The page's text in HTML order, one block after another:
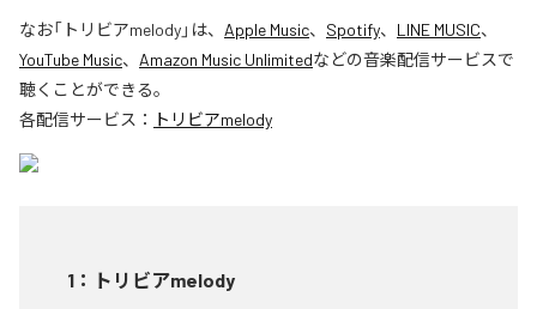
なお「 トリビアmelody」は、 Apple Music、 Spotify、 LINE MUSIC、
YouTube Music、 Amazon Music Unlimitedなどの音楽配信サービスで
聴くことができる。
各配信サービス： トリビアmelody
1 ： トリビアmelody